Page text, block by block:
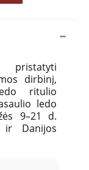
pristatyti
dirbinį,
ritulio
ledo
9–21 d.
ir Danijos